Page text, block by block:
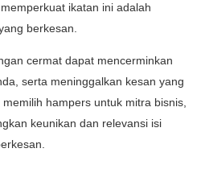
ikatan ini adalah
berkesan.
cermat dapat mencerminkan
serta meninggalkan kesan yang
hampers untuk mitra bisnis,
keunikan dan relevansi isi